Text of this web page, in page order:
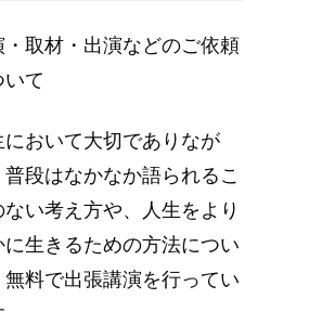
・取材・出演などのご依頼
て
において大切でありなが
普段はなかなか語られるこ
ない考え方や、人生をより
に生きるための方法につい
無料で出張講演を行ってい